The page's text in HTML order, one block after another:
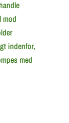
mod
indenfor,
med